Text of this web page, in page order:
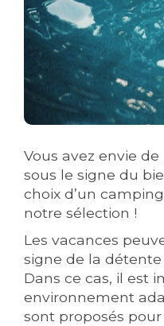
Vous avez envie
sous le signe du
choix d’un
notre sélection !
Les vacances
signe de la détente
Dans ce cas, il est
environnement
sont proposés